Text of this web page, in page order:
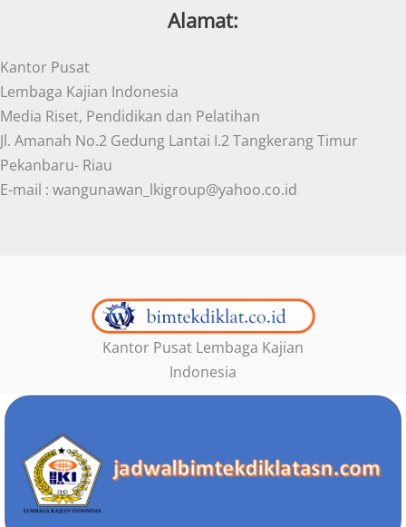
Alamat:
Kantor Pusat
Lembaga Kajian Indonesia
Media Riset, Pendidikan dan Pelatihan
Jl. Amanah No.2 Gedung Lantai I.2 Tangkerang Timur
Pekanbaru- Riau
E-mail : wangunawan_lkigroup@yahoo.co.id
Kantor Pusat Lembaga Kajian
Indonesia